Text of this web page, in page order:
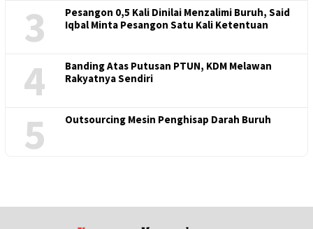
3
Pesangon 0,5 Kali Dinilai Menzalimi Buruh, Said
Iqbal Minta Pesangon Satu Kali Ketentuan
4
Banding Atas Putusan PTUN, KDM Melawan
Rakyatnya Sendiri
5 Outsourcing Mesin Penghisap Darah Buruh